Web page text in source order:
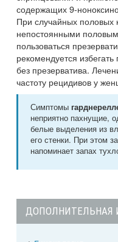
содержащих 9-
При случайных половых
непостоянными
пользоваться
рекомендуется
без презерватива.
частоту рецидивов у
Симптомы
неприятно пахнущие,
белые выделения из
его стенки. При этом
напоминает запах
ДОПОЛНИТЕЛЬНАЯ